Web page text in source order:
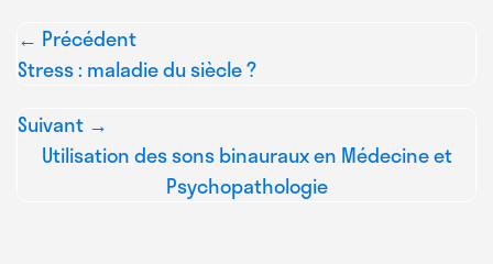
← Précédent
Stress : maladie du siècle ?
Suivant →
Utilisation des sons binauraux en Médecine et
Psychopathologie